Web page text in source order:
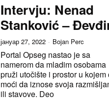
Intervju: Nenad
Stanković –
јануар 27, 2022 Bojan Perc
Portal Opseg nastao je sa
namerom da mladim osobama
pruži utočište i prostor u kojem
moći da iznose svoja
ili stavove. Deo